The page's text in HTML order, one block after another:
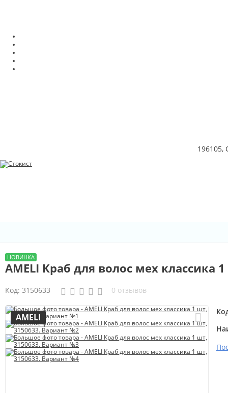
196105,
AMELI Краб для волос мех классика
Код: 3150633 0 отзывов
AMELI